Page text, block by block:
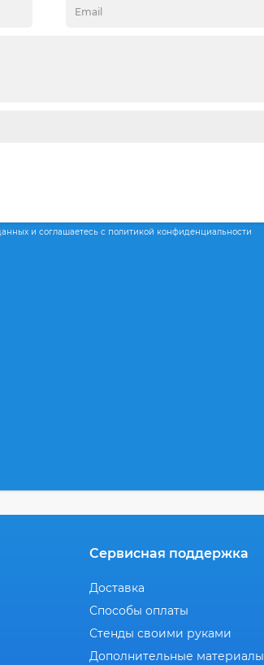
и соглашаетесь с политикой конфиденциальности
Сервисная поддержка
Доставка
Способы оплаты
Стенды своими руками
Дополнительные материалы